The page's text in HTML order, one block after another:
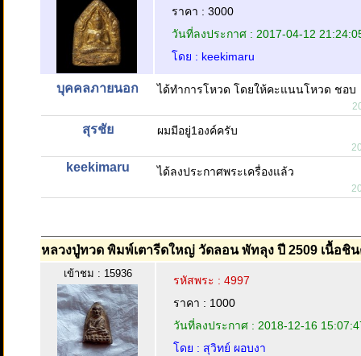
ราคา : 3000
วันที่ลงประกาศ : 2017-04-12
โดย : keekimaru
บุคคลภายนอก ได้ทำการโหวด โดยให้คะแนนโหวด ชอบ
สุรชัย ผมมีอยู่1องค์ครับ
keekimaru ได้ลงประกาศพระเครื่องแล้ว
หลวงปู่ทวด พิมพ์เตารีดใหญ่ วัดลอน พัทลุง ปี 2509 เนื้อชิ
เข้าชม : 15936
รหัสพระ : 4997
ราคา : 1000
วันที่ลงประกาศ : 2018-12-16
โดย : สุวิทย์ ผอบงา